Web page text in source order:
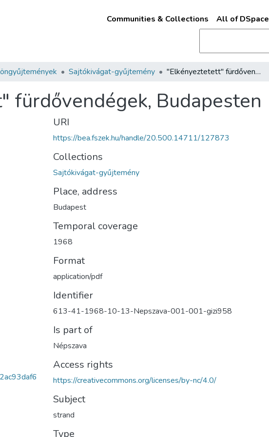
Communities & Collections All of DSpace
Sajtókivágat-gyűjtemény "Elkényeztetett" fürdővendégek, Budapesten
fürdővendégek, Budapesten
URI
https://bea.fszek.hu/handle/20.500.14711/127873
Collections
Sajtókivágat-gyűjtemény
Place, address
Budapest
Temporal coverage
1968
Format
application/pdf
Identifier
613-41-1968-10-13-Nepszava-001-001-gizi958
Is part of
Népszava
Access rights
https://creativecommons.org/licenses/by-nc/4.0/
Subject
strand
Type